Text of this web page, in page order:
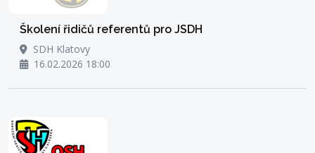
Školení řidičů referentů pro JSDH
SDH Klatovy
16.02.2026 18:00